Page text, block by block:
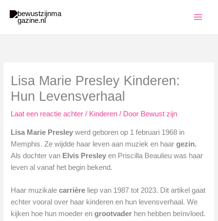
naar
Lisa Marie Presley Kinderen:
Hun Levensverhaal
Laat een reactie achter / Kinderen / Door Bewust zijn
Lisa Marie Presley werd geboren op 1 februari 1968 in
Memphis. Ze wijdde haar leven aan muziek en haargezin.
Als dochter van Elvis Presley en Priscilla Beaulieu was haar
leven al vanaf het begin bekend.
Haar muzikalecarrière liep van 1987 tot 2023. Dit artikel gaat
echter vooral over haar kinderen en hun levensverhaal. We
kijken hoe hun moeder engrootvader hen hebben beïnvloed.